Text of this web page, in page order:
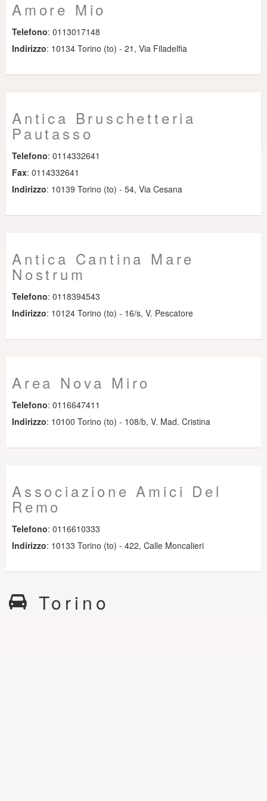
Amore Mio
Telefono: 0113017148
Indirizzo: 10134 Torino (to) - 21, Via Filadelfia
Antica Bruschetteria
Pautasso
Telefono: 0114332641
Fax: 0114332641
Indirizzo: 10139 Torino (to) - 54, Via Cesana
Antica Cantina Mare
Nostrum
Telefono: 0118394543
Indirizzo: 10124 Torino (to) - 16/s, V. Pescatore
Area Nova Miro
Telefono: 0116647411
Indirizzo: 10100 Torino (to) - 108/b, V. Mad. Cristina
Associazione Amici Del
Remo
Telefono: 0116610333
Indirizzo: 10133 Torino (to) - 422, Calle Moncalieri
Torino